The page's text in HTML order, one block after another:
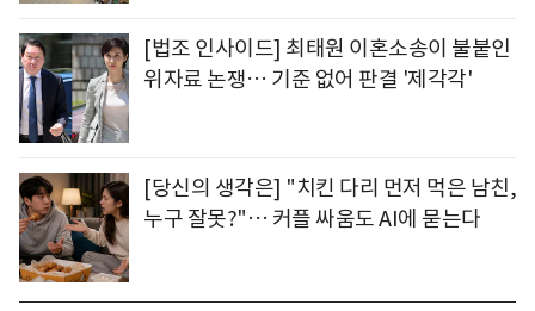
[법조 인사이드] 최태원 이혼소송이 불붙인
위자료 논쟁… 기준 없어 판결 '제각각'
[당신의 생각은] "치킨 다리 먼저 먹은 남친,
누구 잘못?"… 커플 싸움도 AI에 묻는다